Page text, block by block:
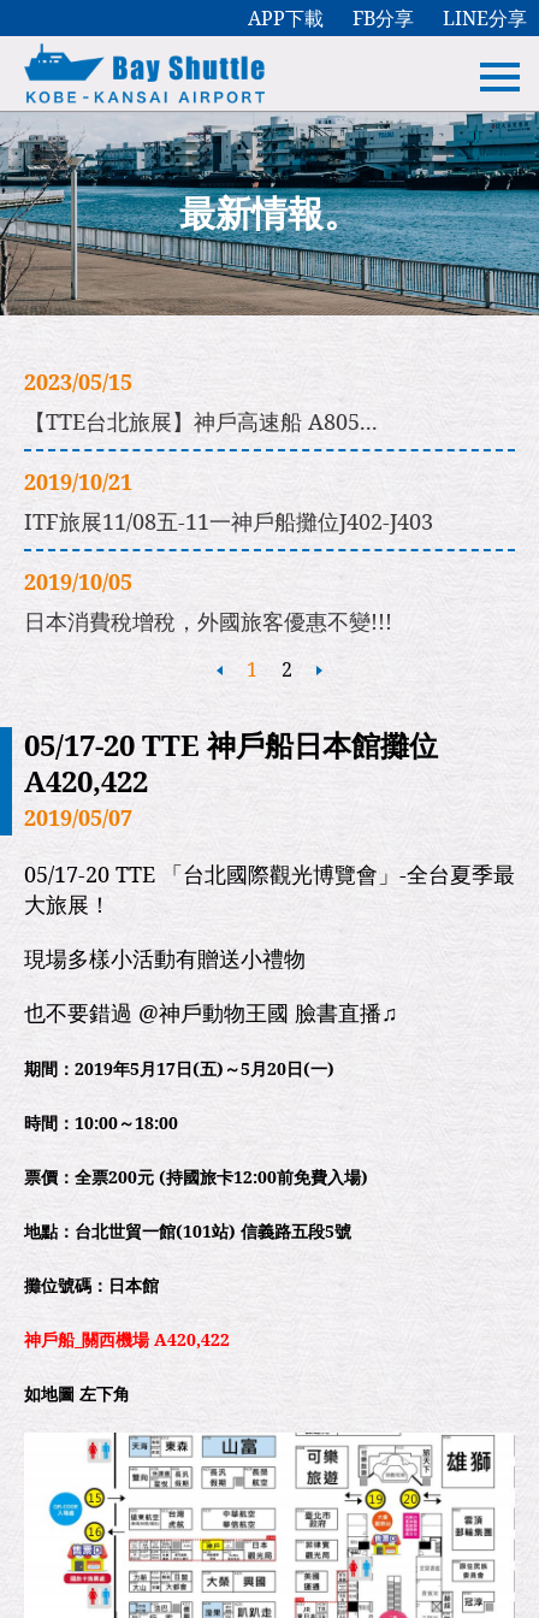
APP下載 FB分享 LINE分享
最新情報。
2023/05/15
【TTE台北旅展】神戶高速船 A805...
2019/10/21
ITF旅展11/08五-11一神戶船攤位J402-J403
2019/10/05
日本消費稅增稅，外國旅客優惠不變!!!
1 2
05/17-20 TTE 神戶船日本館攤位
A420,422
2019/05/07
05/17-20 TTE 「台北國際觀光博覽會」-全台夏季最
大旅展！
現場多樣小活動有贈送小禮物
也不要錯過 @神戶動物王國 臉書直播♫
期間：2019年5月17日(五)～5月20日(一)
時間：10:00～18:00
票價 ： 全票200元 (持國旅卡12:00前免費入場)
地點：台北世貿一館(101站) 信義路五段5號
攤位號碼：日本館
神戶船_關西機場 A420,422
如地圖 左下角